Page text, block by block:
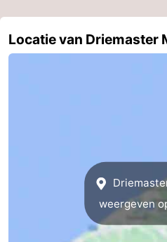
Haan
Bredene
-
Oostende
-
Locatie van Driemaster
weergeven